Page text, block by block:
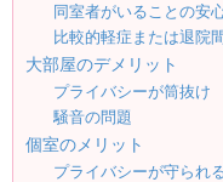
同室者がいることの安
比較的軽症または退院
大部屋のデメリット
プライバシーが筒抜け
騒音の問題
個室のメリット
プライバシーが守られ